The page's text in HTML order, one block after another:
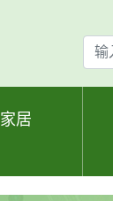
输
入
查
家居